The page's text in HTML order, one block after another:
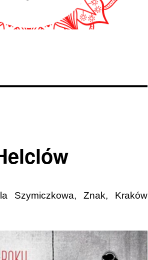
Szymiczkowa, Znak, Kraków